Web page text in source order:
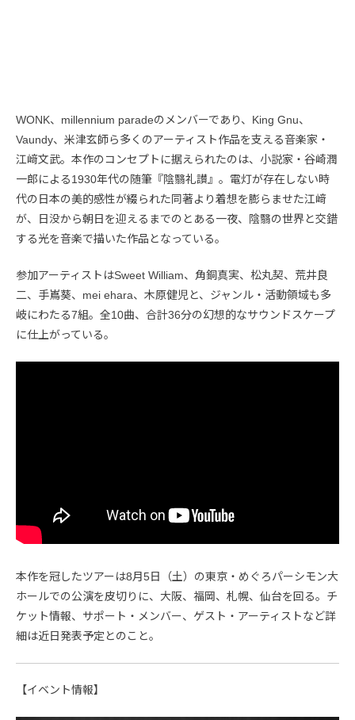
WONK、millennium paradeのメンバーであり、King Gnu、
Vaundy、米津玄師ら多くのアーティスト作品を支える音楽家・
江﨑文武。本作のコンセプトに据えられたのは、小説家・谷崎潤
一郎による1930年代の随筆『陰翳礼讃』。電灯が存在しない時
代の日本の美的感性が綴られた同著より着想を膨らませた江﨑
が、日没から朝日を迎えるまでのとある一夜、陰翳の世界と交錯
する光を音楽で描いた作品となっている。
参加アーティストはSweet William、角銅真実、松丸契、荒井良
二、手嶌葵、mei ehara、木原健児と、ジャンル・活動領域も多
岐にわたる7組。全10曲、合計36分の幻想的なサウンドスケープ
に仕上がっている。
本作を冠したツアーは8月5日（土）の東京・めぐろパーシモン大
ホールでの公演を皮切りに、大阪、福岡、札幌、仙台を回る。チ
ケット情報、サポート・メンバー、ゲスト・アーティストなど詳
細は近日発表予定とのこと。
【イベント情報】